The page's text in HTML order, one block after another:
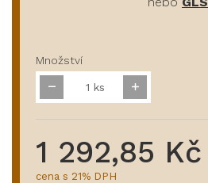
Množství
ks
1 292,85 Kč
cena s 21% DPH